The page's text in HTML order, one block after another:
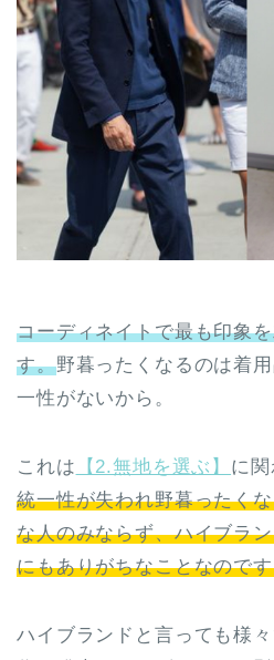
コーディネイトで最も印象
す。野暮ったくなるのは着
一性がないから。
これは 【2.無地を選ぶ】 に関
統一性が失われ野暮ったく
な人のみならず、ハイブラ
にもありがちなことなので
ハイブランドと言っても様